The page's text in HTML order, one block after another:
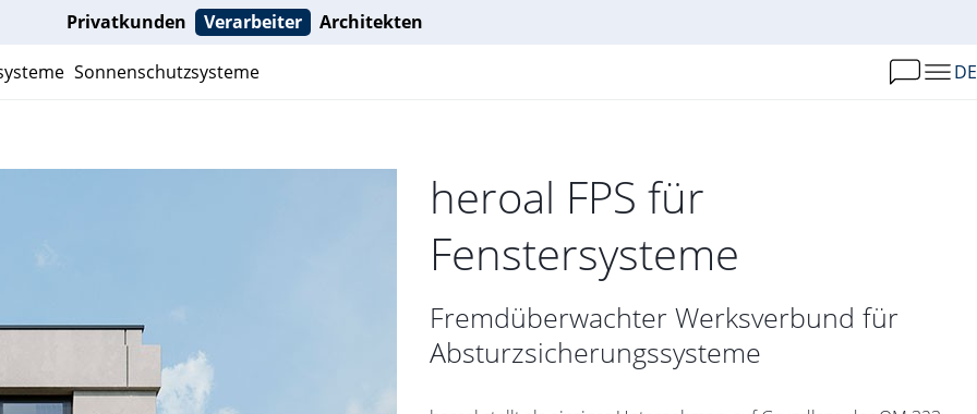
Privatkunden Verarbeiter Architekten
Sonnenschutzsysteme DE
heroal FPS für
Fenstersysteme
Fremdüberwachter Werksverbund für
Absturzsicherungssysteme